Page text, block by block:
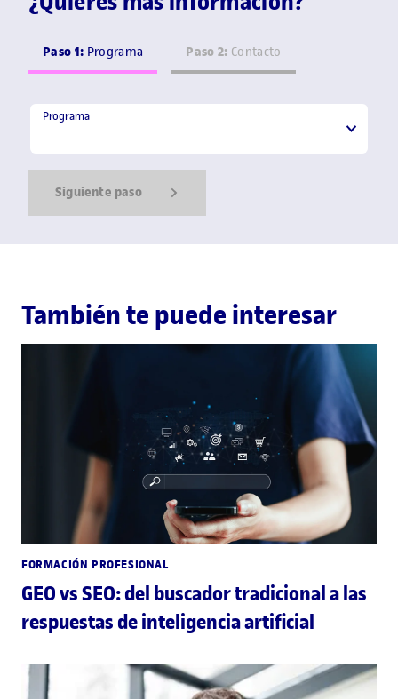
Paso 1: Programa Paso 2: Contacto
Programa
Programa
Siguiente paso
También te puede interesar
FORMACIÓN PROFESIONAL
GEO vs SEO: del buscador tradicional a las
respuestas de inteligencia artificial